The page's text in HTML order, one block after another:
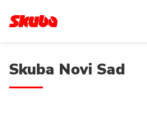
Skuba Novi Sad